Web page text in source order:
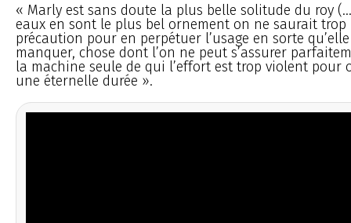
« Marly est sans doute la plus belle solitude du roy
eaux en sont le plus bel ornement on ne saurait trop
précaution pour en perpétuer l’usage en sorte
manquer, chose dont l’on ne peut s’assurer
la machine seule de qui l’effort est trop violent pour
une éternelle durée ».